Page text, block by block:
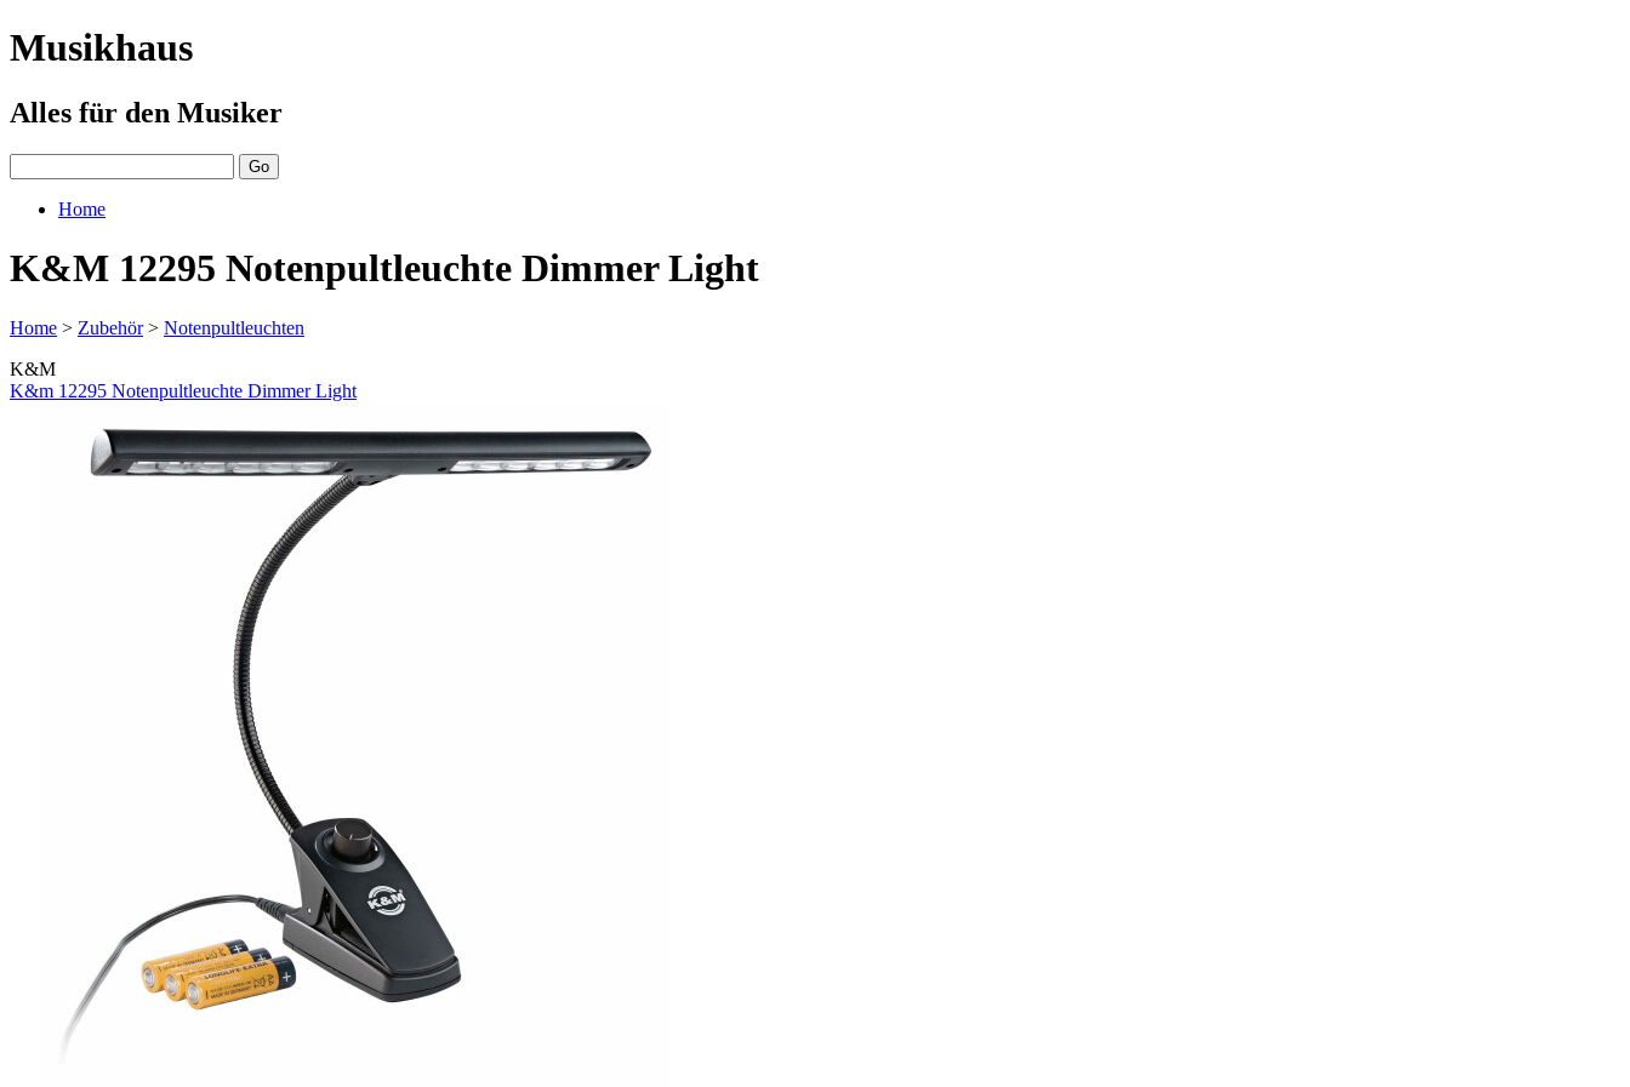
Musikhaus
Alles für den Musiker
Home
K&M 12295 Notenpultleuchte Dimmer Light
Home > Zubehör> Notenpultleuchten
K&M
K&m 12295 Notenpultleuchte Dimmer Light